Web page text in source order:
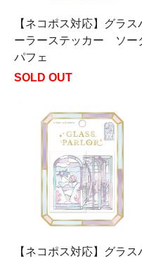
【ネコポス対応】グラス
ーラーステッカー ソー
パフェ
SOLD OUT
【ネコポス対応】グラス